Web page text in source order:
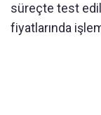
süreçte test
fiyatlarında